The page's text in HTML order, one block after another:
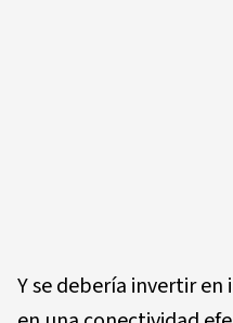
Y se debería invertir